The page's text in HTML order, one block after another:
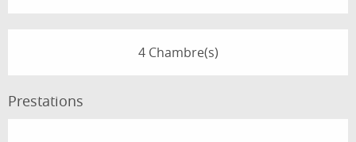
4 Chambre(s)
Prestations